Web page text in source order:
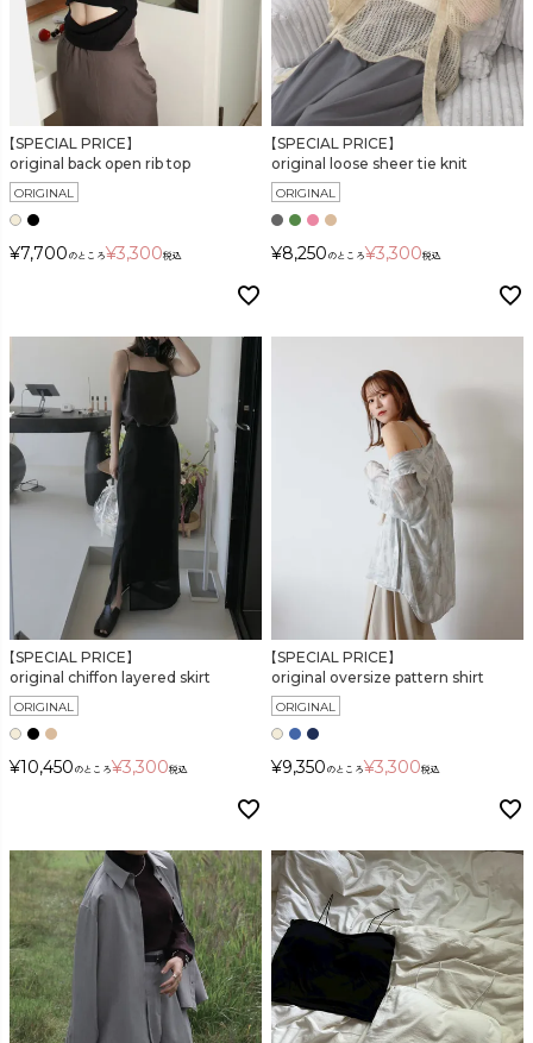
【SPECIAL PRICE】
original back open rib top
ORIGINAL
¥7,700 のところ¥3,300税込
【SPECIAL PRICE】
original loose sheer tie knit
ORIGINAL
¥8,250 のところ¥3,300税込
【SPECIAL PRICE】
original chiffon layered skirt
ORIGINAL
¥10,450 のところ¥3,300税込
【SPECIAL PRICE】
original oversize pattern shirt
ORIGINAL
¥9,350 のところ¥3,300税込